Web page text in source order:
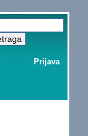
Prijava